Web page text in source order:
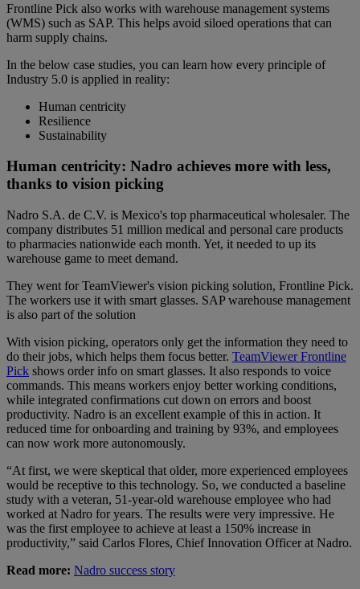
Frontline Pick also works with warehouse management systems
(WMS) such as SAP. This helps avoid siloed operations that can
harm supply chains.
In the below case studies, you can learn how every principle of
Industry 5.0 is applied in reality:
Human centricity
Resilience
Sustainability
Human centricity: Nadro achieves more with less,
thanks to vision picking
Nadro S.A. de C.V. is Mexico's top pharmaceutical wholesaler. The
company distributes 51 million medical and personal care products
to pharmacies nationwide each month. Yet, it needed to up its
warehouse game to meet demand.
They went for TeamViewer's vision picking solution, Frontline Pick.
The workers use it with smart glasses. SAP warehouse management
is also part of the solution
With vision picking, operators only get the information they need to
do their jobs, which helps them focus better. TeamViewer Frontline
Pick shows order info on smart glasses. It also responds to voice
commands. This means workers enjoy better working conditions,
while integrated confirmations cut down on errors and boost
productivity. Nadro is an excellent example of this in action. It
reduced time for onboarding and training by 93%, and employees
can now work more autonomously.
“At first, we were skeptical that older, more experienced employees
would be receptive to this technology. So, we conducted a baseline
study with a veteran, 51-year-old warehouse employee who had
worked at Nadro for years. The results were very impressive. He
was the first employee to achieve at least a 150% increase in
productivity,” said Carlos Flores, Chief Innovation Officer at Nadro.
Read more: Nadro success story